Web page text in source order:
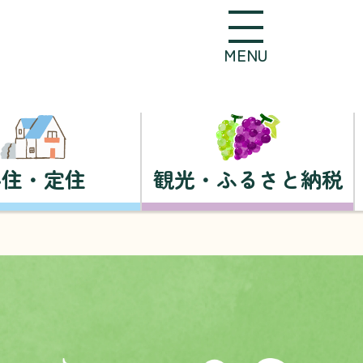
MENU
・定住 観光・ふるさと納税